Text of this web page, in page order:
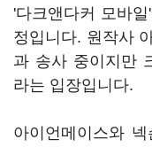
'다크앤다커 모바
정입니다. 원작사
과 송사 중이지만
라는 입장입니다.
아이언메이스와